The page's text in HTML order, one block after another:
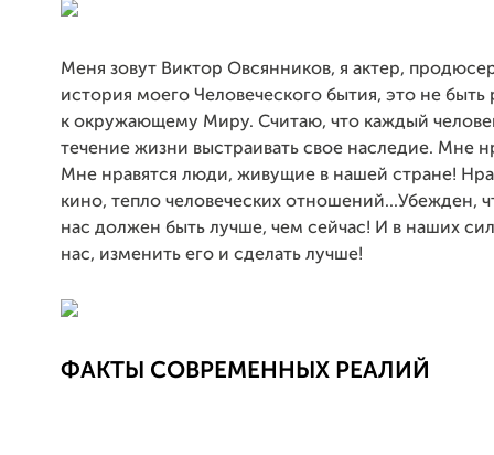
Меня зовут Виктор Овсянников, я актер,
история моего Человеческого бытия, это не
к окружающему Миру. Считаю, что каждый
течение жизни выстраивать свое наследие. Мне
Мне нравятся люди, живущие в нашей стране!
кино, тепло человеческих отношений...Убежден,
нас должен быть лучше, чем сейчас! И в наших
нас, изменить его и сделать лучше!
ФАКТЫ СОВРЕМЕННЫХ РЕАЛИЙ